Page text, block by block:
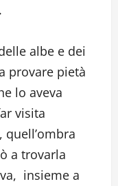
albe e dei
provare pietà
lo aveva
visita
a trovarla
insieme a